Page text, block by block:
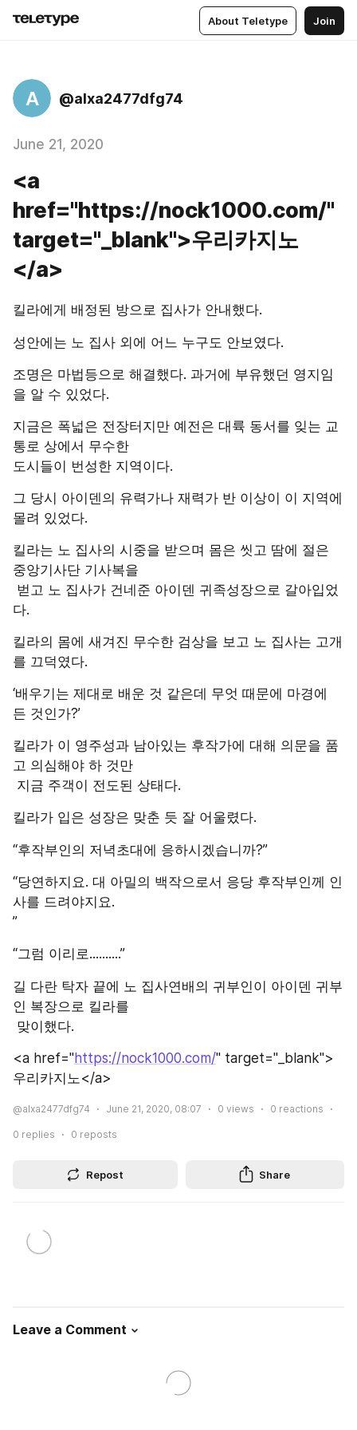
About Teletype Join
A @alxa2477dfg74
June 21, 2020
<a
href="https://nock1000.com/"
target="_blank">우리카지노
</a>
킬라에게 배정된 방으로 집사가 안내했다.
성안에는 노 집사 외에 어느 누구도 안보였다.
조명은 마법등으로 해결했다. 과거에 부유했던 영지임
을 알 수 있었다.
지금은 폭넓은 전장터지만 예전은 대륙 동서를 잊는 교
통로 상에서 무수한
도시들이 번성한 지역이다.
그 당시 아이덴의 유력가나 재력가 반 이상이 이 지역에
몰려 있었다.
킬라는 노 집사의 시중을 받으며 몸은 씻고 땀에 절은
중앙기사단 기사복을
다.
킬라의 몸에 새겨진 무수한 검상을 보고 노 집사는 고개
를 끄덕였다.
‘배우기는 제대로 배운 것 같은데 무엇 때문에 마경에
든 것인가?’
킬라가 이 영주성과 남아있는 후작가에 대해 의문을 품
고 의심해야 하 것만
지금 주객이 전도된 상태다.
킬라가 입은 성장은 맞춘 듯 잘 어울렸다.
“후작부인의 저녁초대에 응하시겠습니까?”
“당연하지요. 대 아밀의 백작으로서 응당 후작부인께 인
사를 드려야지요.
”
“그럼 이리로..........”
길 다란 탁자 끝에 노 집사연배의 귀부인이 아이덴 귀부
인 복장으로 킬라를
맞이했다.
<a href="https://nock1000.com/" target="_blank">
우리카지노</a>
@alxa2477dfg74 June 21, 2020, 08:07 0 views 0 reactions
0 replies 0 reposts
Repost Share
Leave a Comment